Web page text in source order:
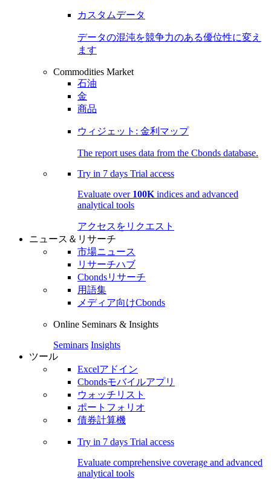
カスタムデータ
データの混沌を競争力のある優位性に変え
ます
Commodities Market
石油
金
商品
ウィジェット: 金利マップ
The report uses data from the Cbonds database.
Try in 7 days Trial access
Evaluate over 100K indices and advanced
analytical tools
アクセスをリクエスト
ニュース＆リサーチ
市場ニュース
リサーチハブ
Cbondsリサーチ
用語集
メディア向けCbonds
Online Seminars & Insights
Seminars Insights
ツール
Excelアドイン
Cbondsモバイルアプリ
ウォッチリスト
ポートフォリオ
債券計算機
Try in 7 days Trial access
Evaluate comprehensive coverage and advanced
analytical tools